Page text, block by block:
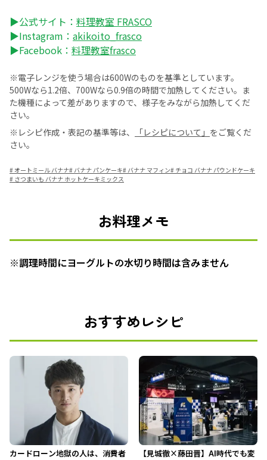
▶公式サイト： 料理教室 FRASCO
▶Instagram： akikoito_frasco
▶Facebook： 料理教室frasco
※電子レンジを使う場合は600Wのものを基準としています。
500Wなら1.2倍、700Wなら0.9倍の時間で加熱してください。ま
た機種によって差がありますので、様子をみながら加熱してくだ
さい。
※レシピ作成・表記の基準等は、
「レシピについて」 をご覧くだ
さい。
#オートミール バナナ# バナナ パンケーキ# バナナ マフィン# チョコ バナナ パウンドケーキ
# さつまいも バナナ ホットケーキミックス
お料理メモ
※調理時間にヨーグルトの水切り時間は含みません
おすすめレシピ
カードローン地獄の人は、消費者
【見城徹×藤田晋】AI時代でも変